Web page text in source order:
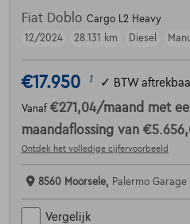
Fiat Doblo Cargo L2 Heavy
12/2024
28.131 km Diesel
€17.950 1 ✓ BTW
Vanaf €271,04/maand met
maandaflossing van
Ontdek het volledige cijfervoorbeeld
8560 Moorsele, Palermo Garage
Vergelijk